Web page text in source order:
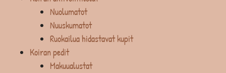
Nuolumatot
Nuuskumatot
Ruokailua hidastavat kupit
Koiran pedit
Makuualustat